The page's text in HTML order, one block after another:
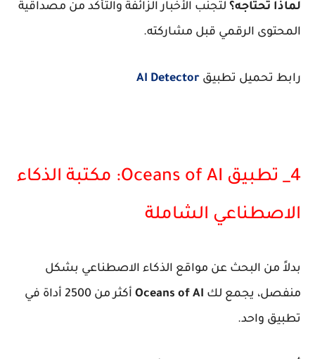
لماذا تحتاجه؟ لتجنب الأخبار الزائفة والتأكد من مصداقية
المحتوى الرقمي قبل مشاركته.
رابط تحميل تطبيق AI Detector
​4_ تطبيق Oceans of AI: مكتبة الذكاء
الاصطناعي الشاملة
​بدلاً من البحث عن مواقع الذكاء الاصطناعي بشكل
منفصل، يجمع لك Oceans of AI
أكثر من 2500 أداة في
تطبيق واحد.